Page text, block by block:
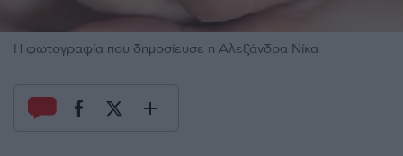
H φωτογραφία που δημοσίευσε η Αλεξάνδρα Νίκα